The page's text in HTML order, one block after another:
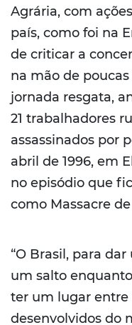
Agrária, com
país, como foi na
de criticar a
na mão de poucas
jornada resgata,
21 trabalhadores
assassinados por
abril de 1996, em
no episódio que
como Massacre
“O Brasil, para
um salto
ter um lugar entre
desenvolvidos do